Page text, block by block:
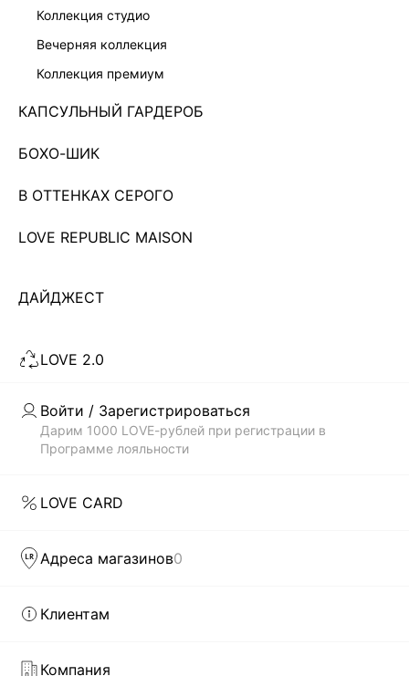
коллекция студио
вечерняя коллекция
коллекция премиум
КАПСУЛЬНЫЙ ГАРДЕРОБ
БОХО-ШИК
В ОТТЕНКАХ СЕРОГО
LOVE REPUBLIC MAISON
ДАЙДЖЕСТ
LOVE 2.0
Войти / Зарегистрироваться
Дарим 1000 LOVE-рублей при регистрации в
Программе лояльности
LOVE CARD
Адреса магазинов0
Клиентам
Компания
7 999 ₽-50%3 999 ₽
Показано 0 из 151 товаров
КАТАЛОГ
КОМПАНИЯ
КЛИЕНТАМ
ЛИЧНЫЙ КАБИНЕТ